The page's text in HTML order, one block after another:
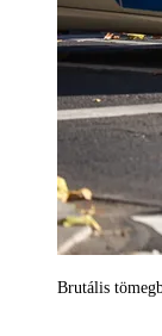
Brutális